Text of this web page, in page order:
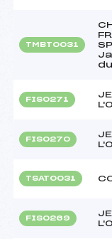
TMBT0031
FIS0271
FIS0270
TSAT0031
FIS0269